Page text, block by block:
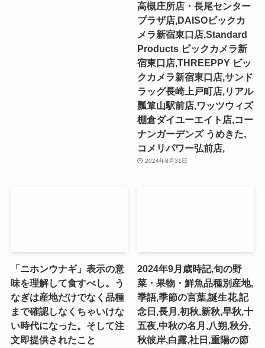
高槻庄所店・長尾センター
プラザ店,DAISOビックカ
メラ新宿東口店,Standard
Products ビックカメラ新
宿東口店,THREEPPY ビッ
クカメラ新宿東口店,サンド
ラッグ長崎上戸町店,リアル
瓢箪山駅前店,ワッツウィズ
棚倉ダイユーエイト店,コー
ナンガーデンズ うめきた,
コメリパワー弘前店,
2024年8月31日
「ニホンウナギ」表示の意
味を理解して食すべし。う
なぎは産地だけでなく品種
まで確認しなくちゃいけな
い時代になった。そして注
文即提供されたこと
2024年9月歳時記,旬の野
菜・果物・鮮魚品種別産地,
季語,季節の言葉,誕生花,記
念日,長月,初秋,新秋,早秋,十
五夜,中秋の名月,八朔,秋分,
秋彼岸,白露,社日,重陽の節